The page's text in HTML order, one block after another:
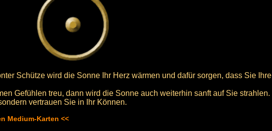
Schütze wird die Sonne Ihr Herz wärmen und dafür sorgen, dass Sie Ihre
Gefühlen treu, dann wird die Sonne auch weiterhin sanft auf Sie strahlen.
vertrauen Sie in Ihr Können.
Medium-Karten <<